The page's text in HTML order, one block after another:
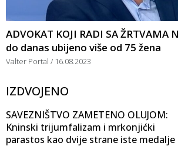
ADVOKAT KOJI RADI SA ŽRTVAMA
do danas ubijeno više od 75 žena
Valter Portal 16.08.2023
IZDVOJENO
SAVEZNIŠTVO ZAMETENO OLUJOM:
Kninski trijumfalizam i mrkonjićki
parastos kao dvije strane iste medalje